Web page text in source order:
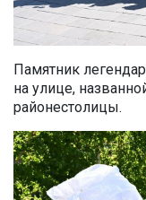
Памятник
на улице,
районестолицы.